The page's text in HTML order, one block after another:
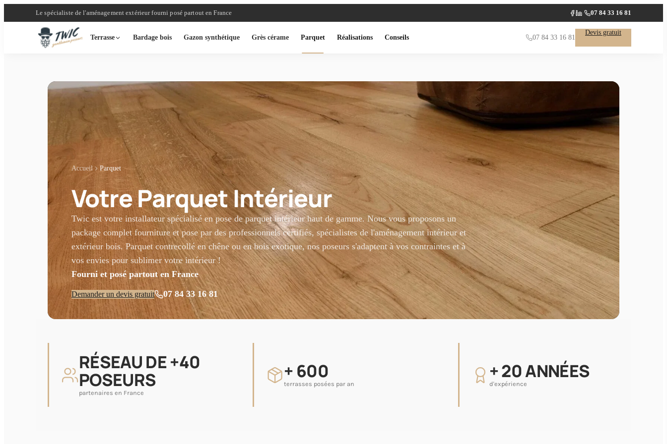
Le spécialiste de l'aménagement extérieur fourni posé partout en France Facebook
LinkedIn
· 07 84 33 16 81
Terrasse Bardage bois Gazon synthétique Grès cérame Parquet Réalisations Conseils 07 84 33 16 81
Devis gratuit
Accueil Parquet
Votre Parquet Intérieur
Twic est votre installateur spécialisé en pose de parquet intérieur haut de gamme. Nous vous proposons un
package complet fourniture et pose par des professionnels certifiés, spécialistes de l'aménagement intérieur et
extérieur bois. Parquet contrecollé en chêne ou en bois exotique, nos poseurs s'adaptent à vos contraintes et à
vos envies pour sublimer votre intérieur !
Fourni et posé partout en France
Demander un devis gratuit 07 84 33 16 81
RÉSEAU DE +40
POSEURS
partenaires en France
+ 600
terrasses posées par an
+ 20 ANNÉES
d'expérience